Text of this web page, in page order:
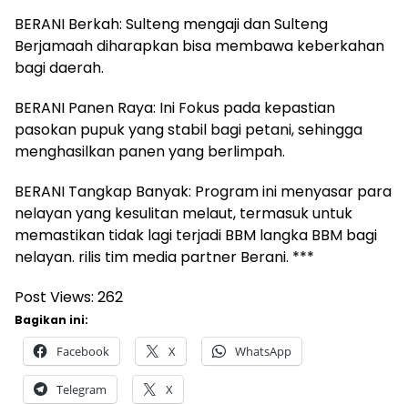
BERANI Berkah: Sulteng mengaji dan Sulteng
Berjamaah diharapkan bisa membawa keberkahan
bagi daerah.
BERANI Panen Raya: Ini Fokus pada kepastian
pasokan pupuk yang stabil bagi petani, sehingga
menghasilkan panen yang berlimpah.
BERANI Tangkap Banyak: Program ini menyasar para
nelayan yang kesulitan melaut, termasuk untuk
memastikan tidak lagi terjadi BBM langka BBM bagi
nelayan. rilis tim media partner Berani. ***
Post Views: 262
Bagikan ini:
Facebook X WhatsApp
Telegram X